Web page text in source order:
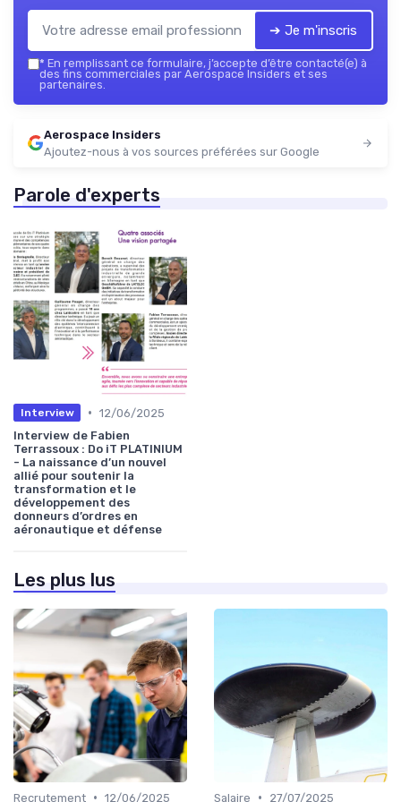
➔ Je m'inscris
* En remplissant ce formulaire, j’accepte d’être contacté(e) à
des fins commerciales par Aerospace Insiders et ses
partenaires.
Aerospace Insiders
Ajoutez-nous à vos sources préférées sur Google
Parole d'experts
Interview • 12/06/2025
Interview de Fabien
Terrassoux : Do iT PLATINIUM
- La naissance d’un nouvel
allié pour soutenir la
transformation et le
développement des
donneurs d’ordres en
aéronautique et défense
Les plus lus
Recrutement • 12/06/2025 Salaire • 27/07/2025